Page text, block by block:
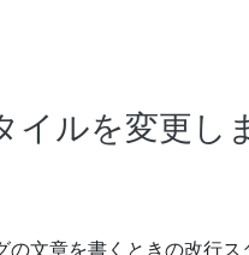
ルを変更し
文章を書くときの改行ス